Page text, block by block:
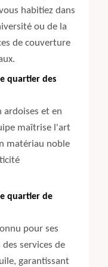
habitiez dans
ou de la
de couverture
quartier des
ardoises et en
maîtrise l'art
matériau noble
quartier de
pour ses
services de
garantissant